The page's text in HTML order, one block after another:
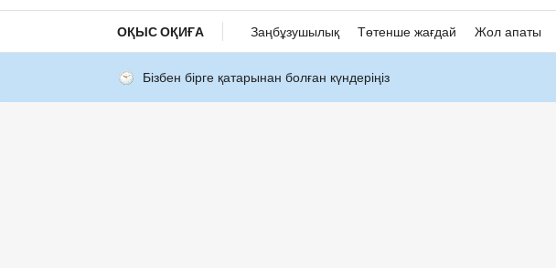
ОҚЫС ОҚИҒА Заңбұзушылық Төтенше жағдай Жол апаты
Бізбен бірге қатарынан болған күндеріңіз